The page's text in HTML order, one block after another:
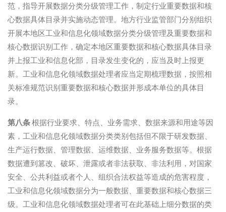
范，指导开展数据分类分级管理工作，制定行业重要数据和核
心数据具体目录并实施动态管理。地方行业监管部门分别组织
开展本地区工业和信息化领域数据分类分级管理及重要数据和
核心数据识别工作，确定本地区重要数据和核心数据具体目录
并上报工业和信息化部，目录发生变化的，应当及时上报更
新。工业和信息化领域数据处理者应当定期梳理数据，按照相
关标准规范识别重要数据和核心数据并形成本单位的具体目
录。
第八条根据行业要求、特点、业务需求、数据来源和用途等因
素，工业和信息化领域数据分类类别包括但不限于研发数据、
生产运行数据、管理数据、运维数据、业务服务数据等。根据
数据遭到篡改、破坏、泄露或者非法获取、非法利用，对国家
安全、公共利益或者个人、组织合法权益等造成的危害程度，
工业和信息化领域数据分为一般数据、重要数据和核心数据三
级。工业和信息化领域数据处理者可在此基础上细分数据的类